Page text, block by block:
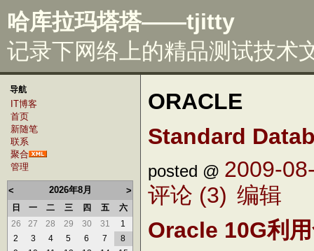
哈库拉玛塔塔——tjitty
记录下网络上的精品测试技术
导航
IT博客
首页
新随笔
联系
聚合
管理
< 2026年8月 >
日 一 二 三 四 五
六
26
27 28 29 30 31
1
2
3 4 5 6 7
8
ORACLE
Standard
posted @ 2009-
评论 (3) 编辑
Oracle 10G利